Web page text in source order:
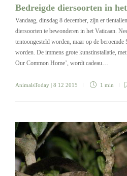
Bedreigde diersoorten in
Vandaag, dinsdag 8 december, zijn er
diersoorten te bewonderen in het Vaticaan.
tentoongesteld worden, maar op de
worden. De immens grote kunstinstallatie,
Our Common Home’, wordt cadeau…
AnimalsToday | 8 12 2015 1 min